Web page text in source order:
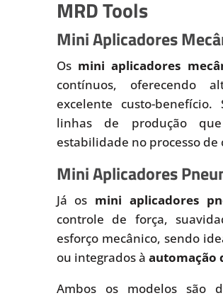
MRD Tools
Mini Aplicadores
Os mini aplicadores
contínuos, oferecendo
excelente custo-
linhas de produção
estabilidade no processo de
Mini Aplicadores
Já os mini aplicadores
controle de força,
esforço mecânico, sendo
ou integrados à automação
Ambos os modelos são